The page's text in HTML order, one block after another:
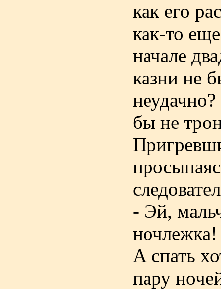
как его
как-то
начале
казни не
бы не
- Эй,
ночлежка!
А спать
пару